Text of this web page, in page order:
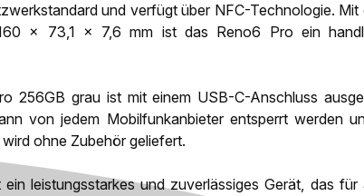
und verfügt über NFC-Technologie.
x 73,1 x 7,6 mm ist das Reno6 Pro ein
256GB grau ist mit einem USB-C-Anschluss
von jedem Mobilfunkanbieter entsperrt werden
ohne Zubehör geliefert.
leistungsstarkes und zuverlässiges Gerät, das